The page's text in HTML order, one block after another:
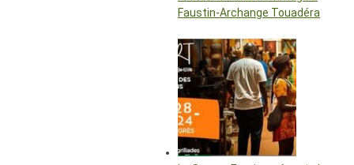
Faustin-Archange Touadéra